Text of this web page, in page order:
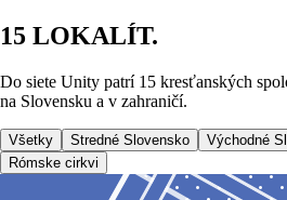
15 LOKALÍT.
Do siete Unity patrí 15 kresťanských
na Slovensku a v zahraničí.
Všetky Stredné Slovensko Východné
Rómske cirkvi